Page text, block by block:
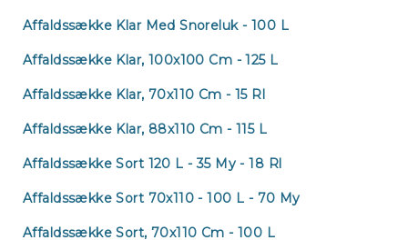
Affaldssække Klar Med Snoreluk - 100 L
Affaldssække Klar, 100x100 Cm - 125 L
Affaldssække Klar, 70x110 Cm - 15 Rl
Affaldssække Klar, 88x110 Cm - 115 L
Affaldssække Sort 120 L - 35 My - 18 Rl
Affaldssække Sort 70x110 - 100 L - 70 My
Affaldssække Sort, 70x110 Cm - 100 L